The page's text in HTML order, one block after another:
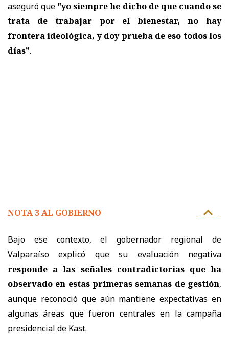
aseguró que "yo siempre he dicho de que cuando se
trata de trabajar por el bienestar, no hay
frontera ideológica, y doy prueba de eso todos los
días”.
NOTA 3 AL GOBIERNO
Bajo ese contexto, el gobernador regional de
Valparaíso explicó que su evaluación negativa
responde a las señales contradictorias que ha
observado en estas primeras semanas de gestión,
aunque reconoció que aún mantiene expectativas en
algunas áreas que fueron centrales en la campaña
presidencial de Kast.